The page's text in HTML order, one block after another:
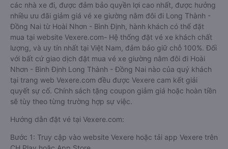
các nhà xe đi, được đảm bảo quyền lợi cao nhất, được hưởng
nhiều ưu đãi giảm giá vé xe giường nằm đôi đi Long Thành -
Đồng Nai từ Hoài Nhơn - Bình Định, hành khách có thể đặt
mua tại website Vexere.com- Hệ thống đặt vé xe khách chất
lượng, và uy tín nhất tại Việt Nam, đảm bảo giữ chỗ 100%. Đối
với bất cứ giao dịch đặt mua vé xe giường nằm đôi đi Hoài
Nhơn - Bình Định Long Thành - Đồng Nai nào của quý khách
tại trang web Vexere.com đều được Vexere cam kết giải
quyết sự cố. Chính sách tặng coupon giảm giá hoặc hoàn tiền
sẽ tùy theo từng trường hợp sự việc.
Hướng dẫn đặt vé tại Vexere.com:
Bước 1: Truy cập vào website Vexere hoặc tải app Vexere trên